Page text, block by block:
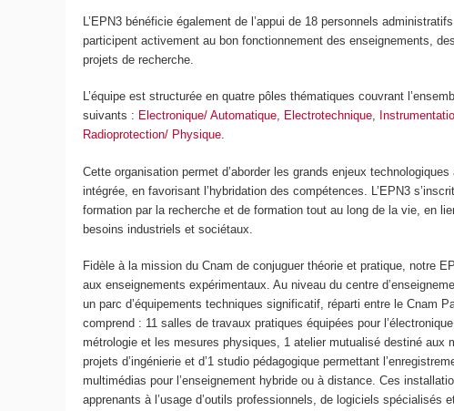
L’EPN3 bénéficie également de l’appui de 18 personnels
participent activement au bon fonctionnement des enseignements,
projets de recherche.
L’équipe est structurée en quatre pôles thématiques couvrant
suivants : Electronique/ Automatique, Electrotechnique,
Radioprotection/ Physique.
Cette organisation permet d’aborder les grands enjeux
intégrée, en favorisant l’hybridation des compétences. L’EPN3
formation par la recherche et de formation tout au long de la vie, en
besoins industriels et sociétaux.
Fidèle à la mission du Cnam de conjuguer théorie et pratique, notre
aux enseignements expérimentaux. Au niveau du centre
un parc d’équipements techniques significatif, réparti entre le Cnam
comprend : 11 salles de travaux pratiques équipées pour
métrologie et les mesures physiques, 1 atelier mutualisé destiné aux
projets d’ingénierie et d’1 studio pédagogique permettant
multimédias pour l’enseignement hybride ou à distance. Ces
apprenants à l’usage d’outils professionnels, de logiciels spécialisés